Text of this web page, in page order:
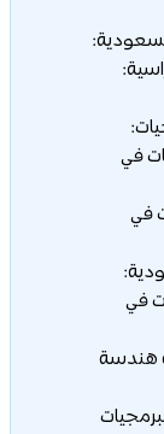
في
في
في
هندسة